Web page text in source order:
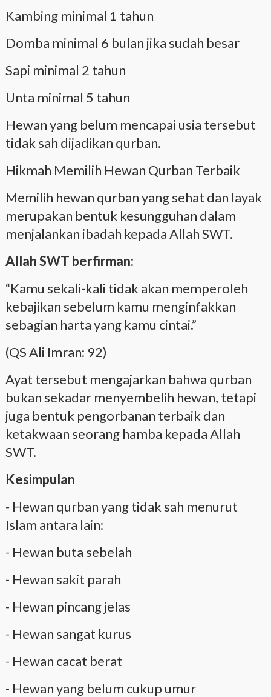
Kambing minimal 1 tahun
Domba minimal 6 bulan jika sudah besar
Sapi minimal 2 tahun
Unta minimal 5 tahun
Hewan yang belum mencapai usia tersebut
tidak sah dijadikan qurban.
Hikmah Memilih Hewan Qurban Terbaik
Memilih hewan qurban yang sehat dan layak
merupakan bentuk kesungguhan dalam
menjalankan ibadah kepada Allah SWT.
Allah SWT berfirman:
“Kamu sekali-kali tidak akan memperoleh
kebajikan sebelum kamu menginfakkan
sebagian harta yang kamu cintai.”
(QS Ali Imran: 92)
Ayat tersebut mengajarkan bahwa qurban
bukan sekadar menyembelih hewan, tetapi
juga bentuk pengorbanan terbaik dan
ketakwaan seorang hamba kepada Allah
SWT.
Kesimpulan
- Hewan qurban yang tidak sah menurut
Islam antara lain:
- Hewan buta sebelah
- Hewan sakit parah
- Hewan pincang jelas
- Hewan sangat kurus
- Hewan cacat berat
- Hewan yang belum cukup umur